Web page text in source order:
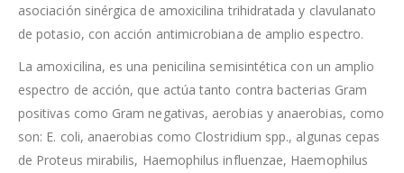
asociación sinérgica de amoxicilina trihidratada y clavulanato
de potasio, con acción antimicrobiana de amplio espectro.
La amoxicilina, es una penicilina semisintética con un amplio
espectro de acción, que actúa tanto contra bacterias Gram
positivas como Gram negativas, aerobias y anaerobias, como
son: E. coli, anaerobias como Clostridium spp., algunas cepas
de Proteus mirabilis, Haemophilus influenzae, Haemophilus